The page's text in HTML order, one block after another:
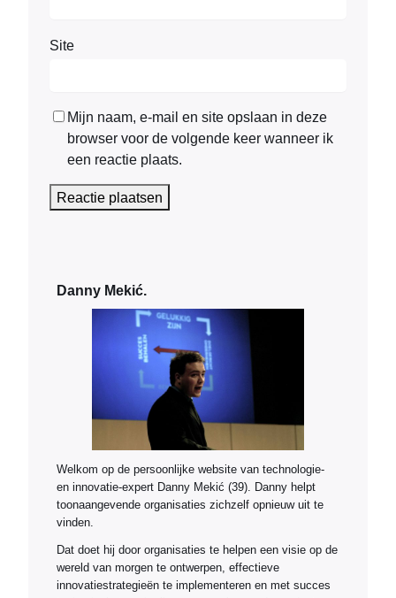
Site
Mijn naam, e-mail en site opslaan in deze
browser voor de volgende keer wanneer ik
een reactie plaats.
Danny Mekić.
Welkom op de persoonlijke website van technologie-
en innovatie-expert Danny Mekić (39). Danny helpt
toonaangevende organisaties zichzelf opnieuw uit te
vinden.
Dat doet hij door organisaties te helpen een visie op de
wereld van morgen te ontwerpen, effectieve
innovatiestrategieën te implementeren en met succes